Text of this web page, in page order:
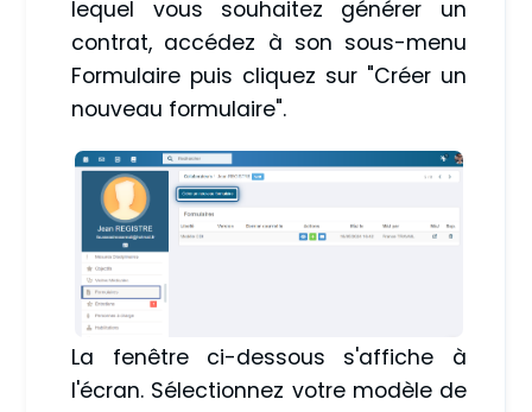
lequel vous souhaitez générer un
contrat, accédez à son sous-menu
Formulaire puis cliquez sur "Créer un
nouveau formulaire".
La fenêtre ci-dessous s'affiche à
l'écran. Sélectionnez votre modèle de